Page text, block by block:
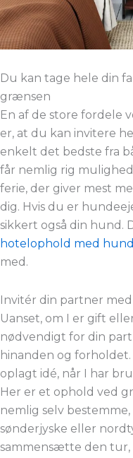
Du kan tage hele din
grænsen
En af de store fordele
er, at du kan invitere
enkelt det bedste fra
får nemlig rig
ferie, der giver mest
dig. Hvis du er
sikkert også din hund.
hotelophold med hund
med.
Invitér din partner
Uanset, om I er gift
nødvendigt for din
hinanden og
oplagt idé, når I har
Her er et ophold ved
nemlig selv
sønderjyske eller
sammensætte den tur,